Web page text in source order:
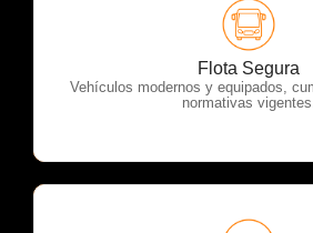
Flota Segura
Vehículos modernos y equipados,
normativas
OTP Servicios